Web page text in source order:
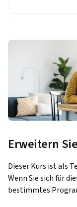
Erweitern
Dieser Kurs ist als
Wenn Sie sich für
bestimmtes